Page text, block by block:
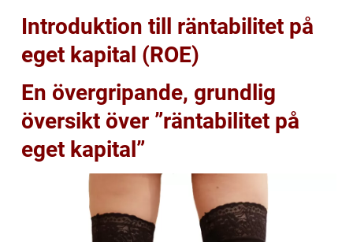
Introduktion till räntabilitet på
eget kapital (ROE)
En övergripande, grundlig
översikt över ”räntabilitet på
eget kapital”